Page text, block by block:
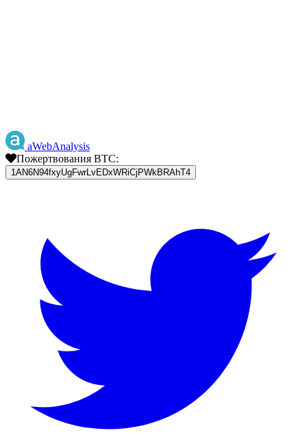
aWebAnalysis
Пожертвования BTC:
1AN6N94fxyUgFwrLvEDxWRiCjPWkBRAhT4